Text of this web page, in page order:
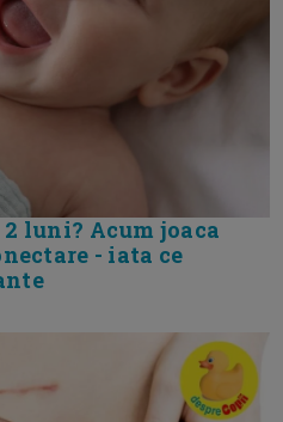
2 luni? Acum joaca
- iata ce